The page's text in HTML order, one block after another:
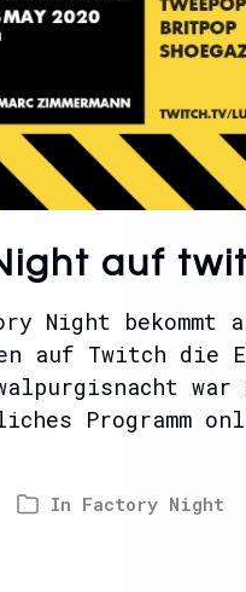
auf
Night
auf Twitch die
Programm
In Factory Night